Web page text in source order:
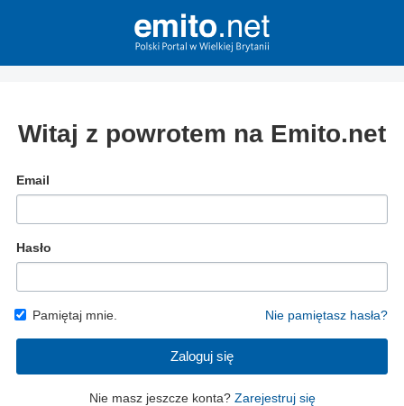
Witaj z powrotem na Emito.net
Email
Hasło
Pamiętaj mnie. Nie pamiętasz hasła?
Zaloguj się
Nie masz jeszcze konta? Zarejestruj się